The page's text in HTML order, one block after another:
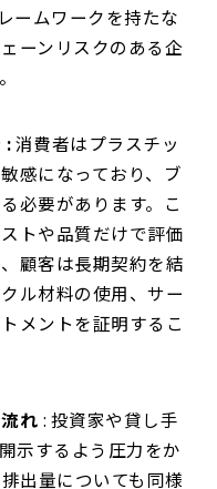
ームワークを持たな
ーンリスクのある企
:消費者はプラスチッ
感になっており、ブ
必要があります。こ
トや品質だけで評価
顧客は長期契約を結
ル材料の使用、サー
メントを証明するこ
れ : 投資家や貸し手
示するよう圧力をか
出量についても同様